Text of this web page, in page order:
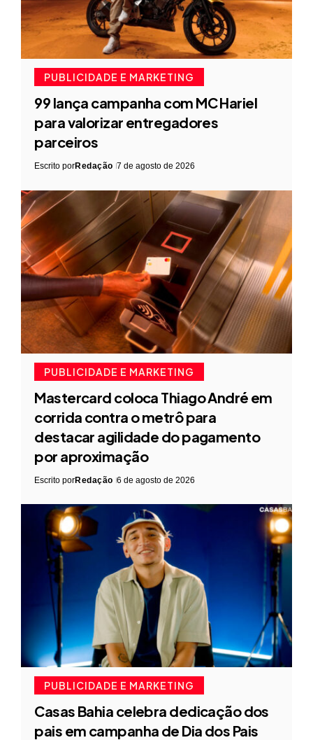
PUBLICIDADE E MARKETING
99 lança campanha com MC Hariel
para valorizar entregadores
parceiros
Escrito porRedação 7 de agosto de 2026
PUBLICIDADE E MARKETING
Mastercard coloca Thiago André em
corrida contra o metrô para
destacar agilidade do pagamento
por aproximação
Escrito porRedação 6 de agosto de 2026
PUBLICIDADE E MARKETING
Casas Bahia celebra dedicação dos
pais em campanha de Dia dos Pais